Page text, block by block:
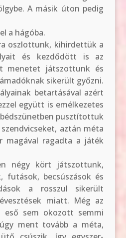
A másik úton pedig
a hágóba.
oszlottunk, kihirdettük a
és kezdődött is az
menetet játszottunk és
sikerült győzni.
betartásával azért
együtt is emélkezetes
pusztítottuk
aztán méta
magával ragadta a játék
négy kört játszottunk,
futások, becsúszások és
a rosszul sikerült
miatt. Még az
eső sem okozott semmi
ment tovább a méta,